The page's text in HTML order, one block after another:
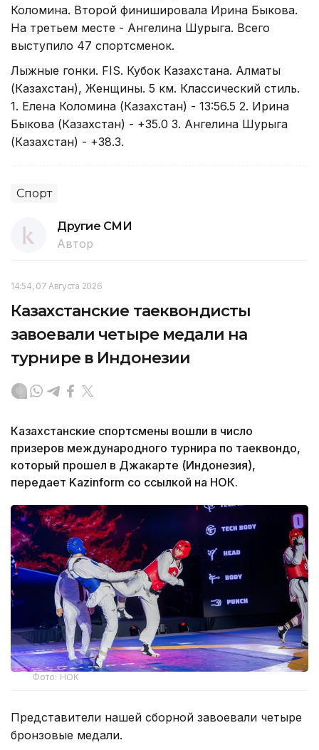
Коломина. Второй финишировала Ирина Быкова.
На третьем месте - Ангелина Шурыга. Всего
выступило 47 спортсменок.
Лыжные гонки. FIS. Кубок Казахстана. Алматы
(Казахстан), Женщины. 5 км. Классический стиль.
1. Елена Коломина (Казахстан) - 13:56.5 2. Ирина
Быкова (Казахстан) - +35.0 3. Ангелина Шурыга
(Казахстан) - +38.3.
Спорт
Другие СМИ
Автор
14:54, 07 Августа 2026
Казахстанские таеквондисты
завоевали четыре медали на
турнире в Индонезии
Казахстанские спортсмены вошли в число
призеров международного турнира по таеквондо,
который прошел в Джакарте (Индонезия),
передает Kazinform со ссылкой на НОК.
Фото: НОК
Представители нашей сборной завоевали четыре
бронзовые медали.